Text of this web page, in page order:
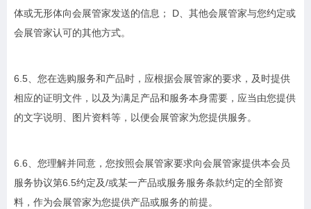
体或无形体向会展管家发送的信息； D、其他会展管家与您约定或
会展管家认可的其他方式。
6.5、您在选购服务和产品时，应根据会展管家的要求，及时提供
相应的证明文件，以及为满足产品和服务本身需要，应当由您提供
的文字说明、图片资料等，以便会展管家为您提供服务。
6.6、您理解并同意，您按照会展管家要求向会展管家提供本会员
服务协议第6.5约定及/或某一产品或服务服务条款约定的全部资
料，作为会展管家为您提供产品或服务的前提。